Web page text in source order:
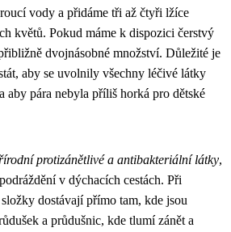
vody a přidáme tři až čtyři lžíce
květů. Pokud máme k dispozici čerstvý
dvojnásobné množství. Důležité je
aby se uvolnily všechny léčivé látky
aby pára nebyla příliš horká pro dětské
protizánětlivé a antibakteriální látky,
v dýchacích cestách. Při
dostávají přímo tam, kde jsou
a průdušnic, kde tlumí zánět a